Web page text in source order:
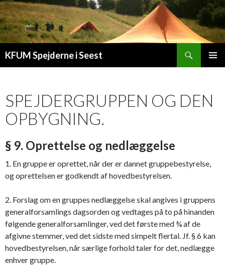
KFUM Spejderne i Seest
SPEJDERGRUPPEN OG DEN
OPBYGNING.
§ 9. Oprettelse og nedlæggelse
1. En gruppe er oprettet, når der er dannet gruppebestyrelse,
og oprettelsen er godkendt af hovedbestyrelsen.
2. Forslag om en gruppes nedlæggelse skal angives i gruppens
generalforsamlings dagsorden og vedtages på to på hinanden
følgende generalforsamlinger, ved det første med ¾ af de
afgivne stemmer, ved det sidste med simpelt flertal. Jf. § 6 kan
hovedbestyrelsen, når særlige forhold taler for det, nedlægge
enhver gruppe.